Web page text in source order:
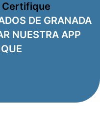
Certifique
DE GRANADA
NUESTRA APP